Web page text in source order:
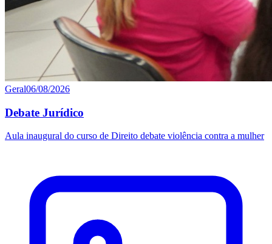
Geral06/08/2026
Debate Jurídico
Aula inaugural do curso de Direito debate violência contra a mulher